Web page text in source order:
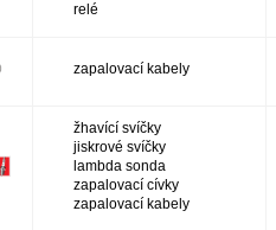
relé
zapalovací kabely
žhavící svíčky
jiskrové svíčky
lambda sonda
zapalovací cívky
zapalovací kabely